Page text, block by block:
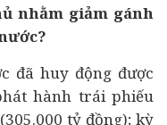
nhằm giảm gánh
đã huy động được
hành trái phiếu
tỷ đồng); kỳ